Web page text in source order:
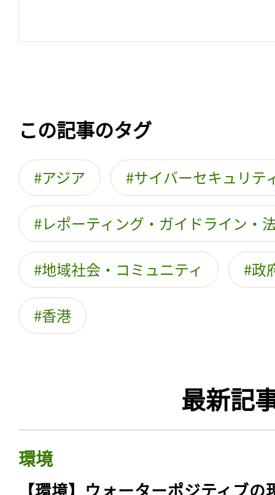
この記事のタグ
アジア サイバーセキュリテ
レポーティング・ガイドライン・
地域社会・コミュニティ 政
香港
最新記
環境
【環境】ウォーターポジティブの